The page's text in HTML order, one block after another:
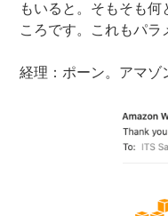
もいると。そもそも
ころです。これもパ
経理：ポーン。アマゾ